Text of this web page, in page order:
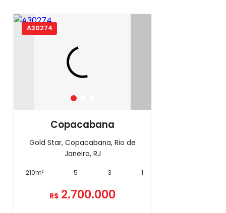
A30274
Copacabana
Gold Star, Copacabana, Rio de
Janeiro, RJ
210m² 5 3 1
R$ 2.700.000